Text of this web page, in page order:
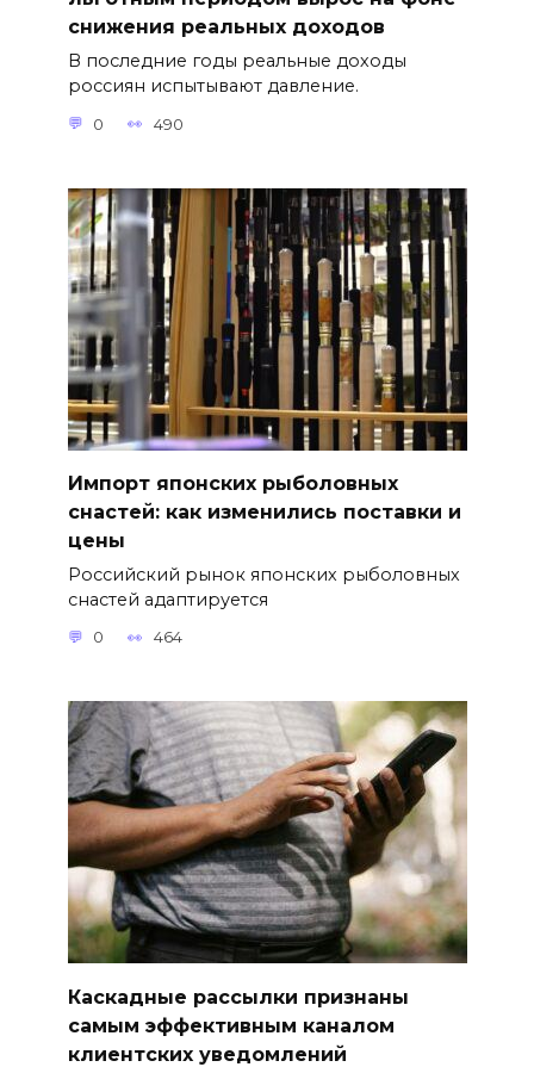
снижения реальных доходов
В последние годы реальные доходы
россиян испытывают давление.
0 490
Импорт японских рыболовных
снастей: как изменились поставки и
цены
Российский рынок японских рыболовных
снастей адаптируется
0 464
Каскадные рассылки признаны
самым эффективным каналом
клиентских уведомлений